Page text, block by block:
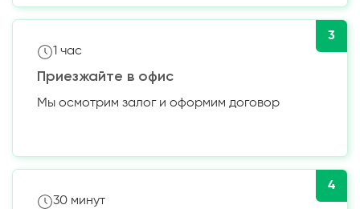
3
1 час
Приезжайте в офис
Мы осмотрим залог и оформим договор
4
30 минут